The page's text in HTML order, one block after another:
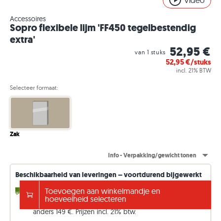
Accessoires
Sopro flexibele lijm 'FF450 tegelbestendig
extra'
van 1 stuks 52,95 €
52,95€/stuks
incl. 21% BTW
Selecteer formaat:
Zak
Info - Verpakking/gewicht tonen
Beschikbaarheid van leveringen – voortdurend bijgewerkt
4 - 10 werkdagen tot 10000,00 stuks (uit voorraad)
Gratis verzending vanaf €5000
anders 149 €. Prijzen incl. 21% btw.
Toevoegen aan winkelmandje en
hoeveelheid selecteren